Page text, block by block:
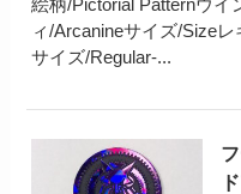
絵柄/Pictorial Patternウイ
ィ/Arcanineサイズ/Sizeレ
サイズ/Regular-...